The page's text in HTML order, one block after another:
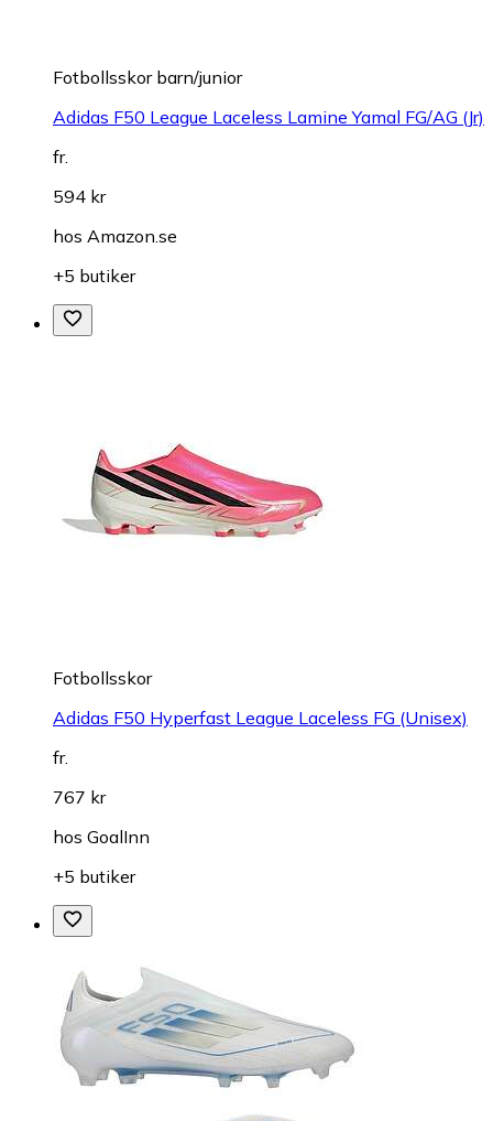
Fotbollsskor barn/junior
Adidas F50 League Laceless Lamine Yamal FG/AG (Jr)
fr.
594 kr
hos Amazon.se
+5 butiker
Fotbollsskor
Adidas F50 Hyperfast League Laceless FG (Unisex)
fr.
767 kr
hos GoalInn
+5 butiker